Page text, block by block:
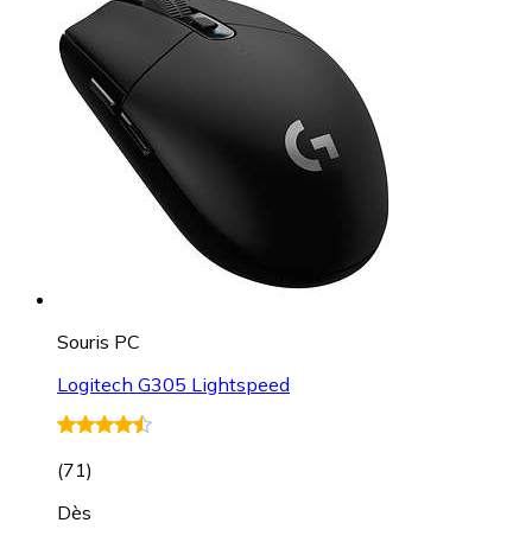
Souris PC
Logitech G305 Lightspeed
(71)
Dès